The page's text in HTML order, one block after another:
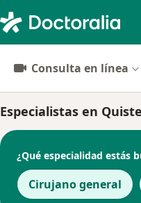
Consulta en línea
Especialistas en
¿Qué especialidad estás
Cirujano general